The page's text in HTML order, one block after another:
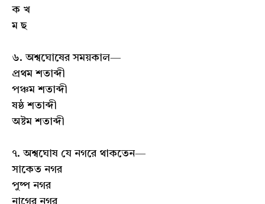
ক খ
ম ছ
৬. অশ্বঘোষের সময়কাল—
প্রথম শতাব্দী
পঞ্চম শতাব্দী
ষষ্ঠ শতাব্দী
অষ্টম শতাব্দী
৭. অশ্বঘোষ যে নগরে থাকতেন—
সাকেত নগর
পুষ্প নগর
নাগের নগর